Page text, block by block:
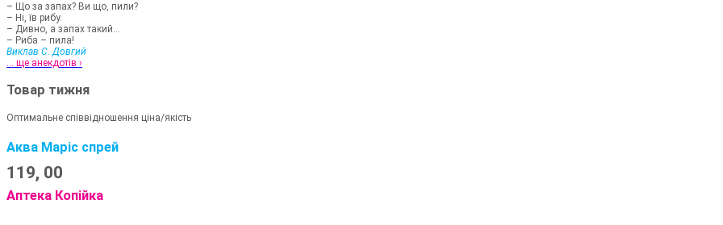
– Що за запах? Ви що, пили?
– Ні, їв рибу.
– Дивно, а запах такий...
– Риба – пила!
Виклав С. Довгий
... ще анекдотів ›
Товар тижня
Оптимальне співвідношення ціна/якість
Аква Маріс спрей
119, 00
Аптека Копійка